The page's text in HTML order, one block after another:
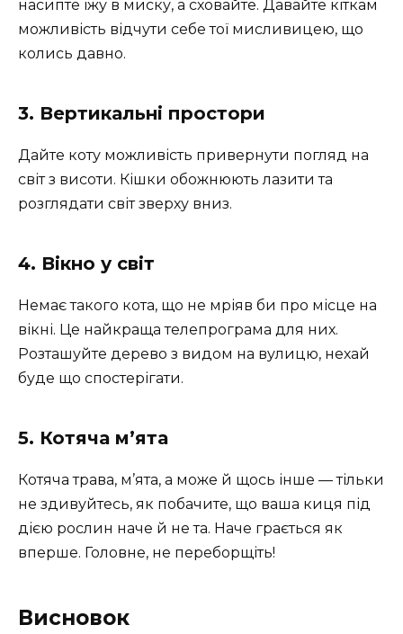
насипте їжу в миску, а сховайте. Давайте кіткам
можливість відчути себе тої мисливицею, що
колись давно.
3. Вертикальні простори
Дайте коту можливість привернути погляд на
світ з висоти. Кішки обожнюють лазити та
розглядати світ зверху вниз.
4. Вікно у світ
Немає такого кота, що не мріяв би про місце на
вікні. Це найкраща телепрограма для них.
Розташуйте дерево з видом на вулицю, нехай
буде що спостерігати.
5. Котяча м’ята
Котяча трава, м’ята, а може й щось інше — тільки
не здивуйтесь, як побачите, що ваша киця під
дією рослин наче й не та. Наче грається як
вперше. Головне, не переборщіть!
Висновок